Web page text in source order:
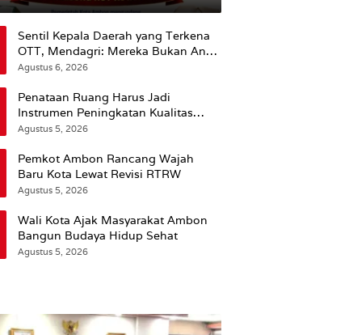
Sentil Kepala Daerah yang Terkena
OTT, Mendagri: Mereka Bukan Anak
Kemarin Sore
Agustus 6, 2026
Penataan Ruang Harus Jadi
Instrumen Peningkatan Kualitas
Hidup Masyarakat, Wattimena:
Susun RDTR Sebagai Dasar Hukum
Agustus 5, 2026
Pemkot Ambon Rancang Wajah
Baru Kota Lewat Revisi RTRW
Agustus 5, 2026
Wali Kota Ajak Masyarakat Ambon
Bangun Budaya Hidup Sehat
Agustus 5, 2026